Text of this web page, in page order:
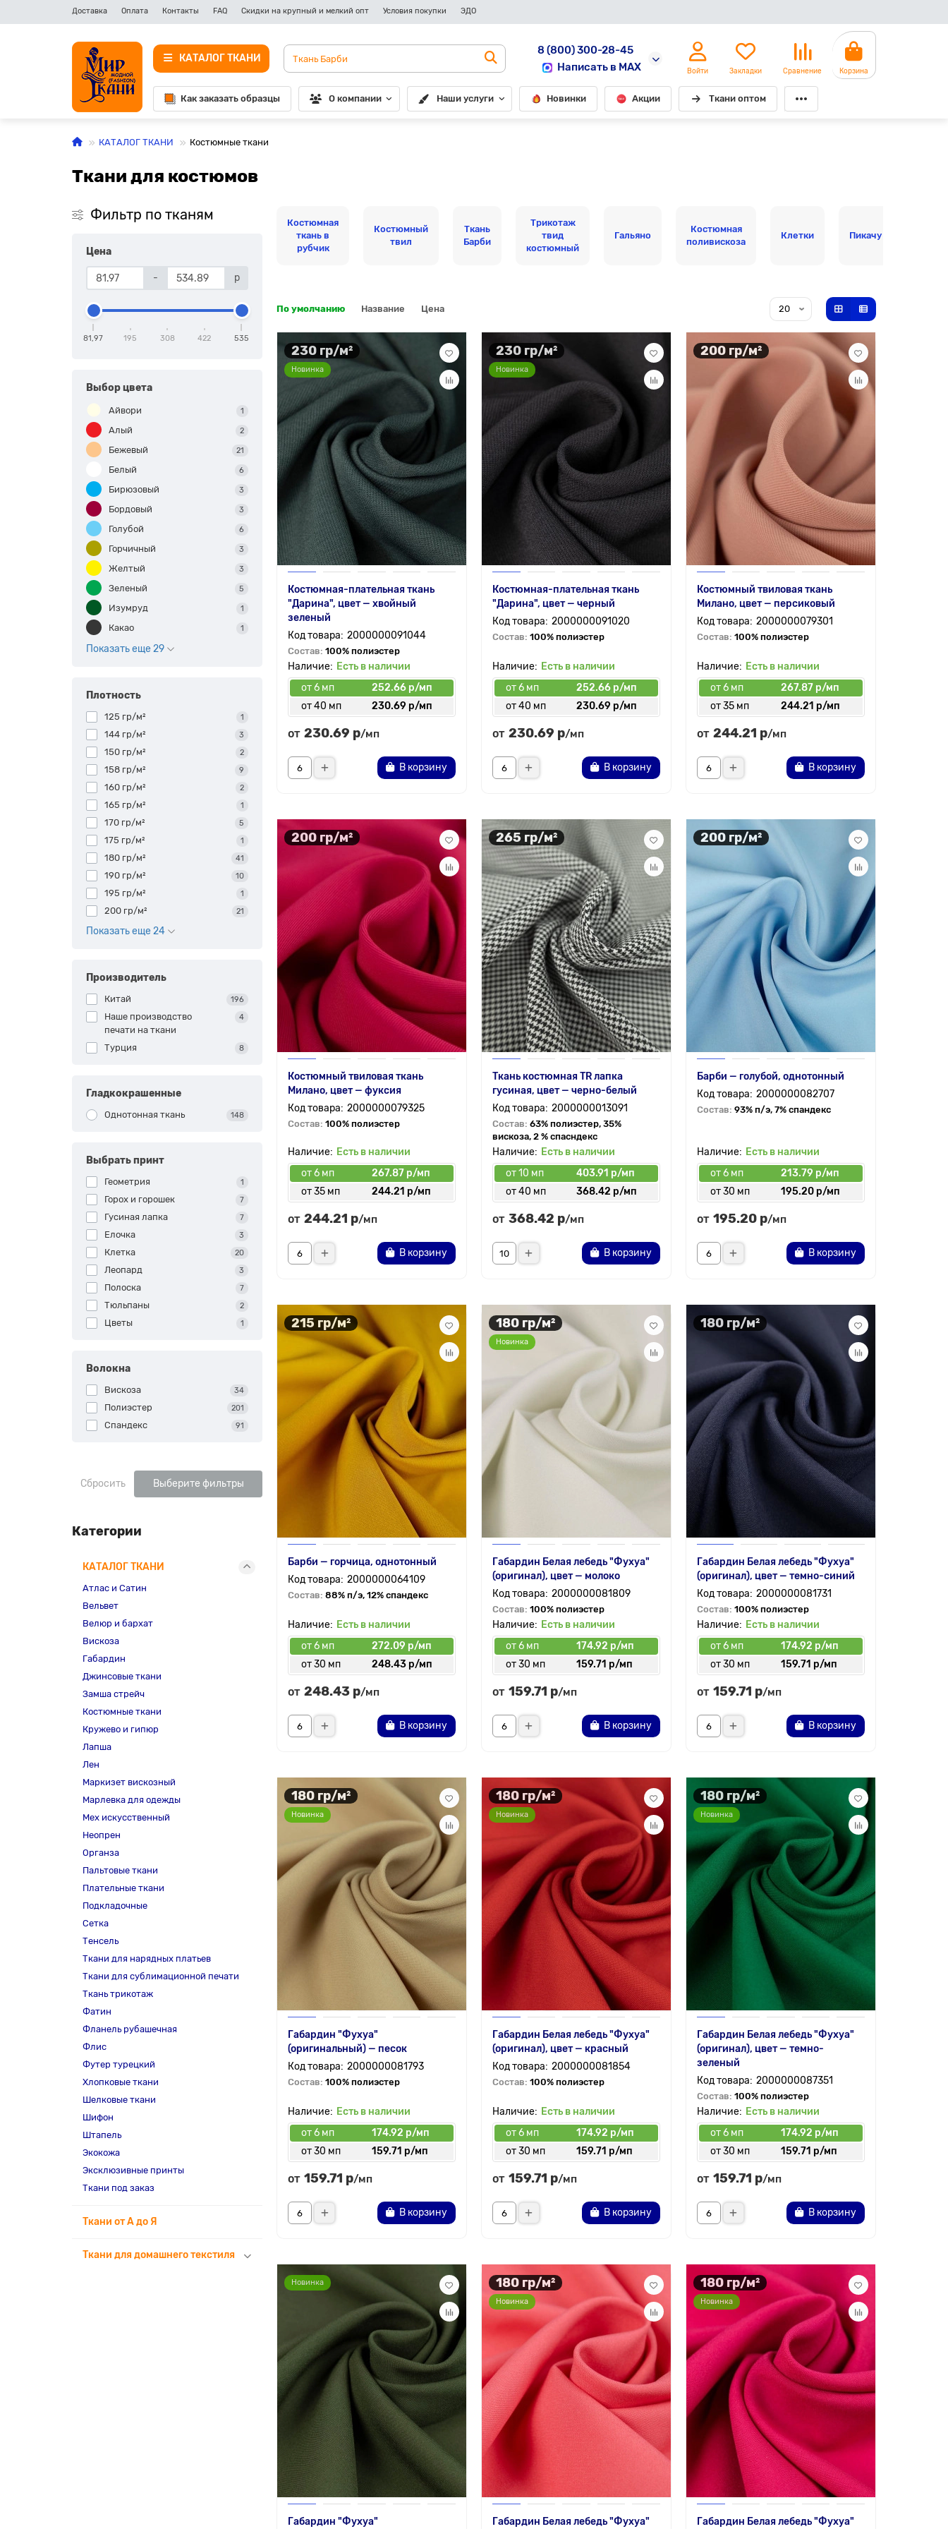
Доставка Оплата Контакты FAQ Скидки на крупный и мелкий опт Условия покупки ЭДО
КАТАЛОГ ТКАНИ
8 (800) 300-28-45
Написать в MAX
Войти Закладки Сравнение Корзина
Как заказать образцы О компании Наши услуги Новинки Акции Ткани оптом
КАТАЛОГ ТКАНИ Костюмные ткани
Ткани для костюмов
Фильтр по тканям
Цена
- р
81,97 195 308 422 535
Выбор цвета
Айвори 1
Алый 2
Бежевый 21
Белый 6
Бирюзовый 3
Бордовый 3
Голубой 6
Горчичный 3
Желтый 3
Зеленый 5
Изумруд 1
Какао 1
Показать еще 29
Плотность
125 гр/м² 1
144 гр/м² 3
150 гр/м² 2
158 гр/м² 9
160 гр/м² 2
165 гр/м² 1
170 гр/м² 5
175 гр/м² 1
180 гр/м² 41
190 гр/м² 10
195 гр/м² 1
200 гр/м² 21
Показать еще 24
Производитель
Китай 196
Наше производство
печати на ткани
4
Турция 8
Гладкокрашенные
Однотонная ткань 148
Выбрать принт
Геометрия 1
Горох и горошек 7
Гусиная лапка 7
Елочка 3
Клетка 20
Леопард 3
Полоска 7
Тюльпаны 2
Цветы 1
Волокна
Вискоза 34
Полиэстер 201
Спандекс 91
Сбросить Выберите фильтры
Категории
КАТАЛОГ ТКАНИ
Атлас и Сатин
Вельвет
Велюр и бархат
Вискоза
Габардин
Джинсовые ткани
Замша стрейч
Костюмные ткани
Кружево и гипюр
Лапша
Лен
Маркизет вискозный
Марлевка для одежды
Мех искусственный
Неопрен
Органза
Пальтовые ткани
Плательные ткани
Подкладочные
Сетка
Тенсель
Ткани для нарядных платьев
Ткани для сублимационной печати
Ткань трикотаж
Фатин
Фланель рубашечная
Флис
Футер турецкий
Хлопковые ткани
Шелковые ткани
Шифон
Штапель
Экокожа
Эксклюзивные принты
Ткани под заказ
Ткани от А до Я
Ткани для домашнего текстиля
Костюмная
ткань в
рубчик
Костюмный
твил
Ткань
Барби
Трикотаж
твид
костюмный
Гальяно
Костюмная
поливискоза
Клетки Пикачу
По умолчанию Название Цена
230 гр/м²
Новинка
Костюмная-плательная ткань
"Дарина", цвет — хвойный
зеленый
2000000091044
Состав: 100% полиэстер
Есть в наличии
от 6 мп
252.66 р/мп
от 40 мп
230.69 р/мп
от 230.69 р/мп
В корзину
230 гр/м²
Новинка
Костюмная-плательная ткань
"Дарина", цвет — черный
2000000091020
Состав: 100% полиэстер
Есть в наличии
от 6 мп
252.66 р/мп
от 40 мп
230.69 р/мп
от 230.69 р/мп
В корзину
200 гр/м²
Костюмный твиловая ткань
Милано, цвет — персиковый
2000000079301
Состав: 100% полиэстер
Есть в наличии
от 6 мп
267.87 р/мп
от 35 мп
244.21 р/мп
от 244.21 р/мп
В корзину
200 гр/м²
Костюмный твиловая ткань
Милано, цвет — фуксия
2000000079325
Состав: 100% полиэстер
Есть в наличии
от 6 мп
267.87 р/мп
от 35 мп
244.21 р/мп
от 244.21 р/мп
В корзину
265 гр/м²
Ткань костюмная TR лапка
гусиная, цвет — черно-белый
2000000013091
Состав: 63% полиэстер, 35%
вискоза, 2 % спасндекс
Есть в наличии
от 10 мп
403.91 р/мп
от 40 мп
368.42 р/мп
от 368.42 р/мп
В корзину
200 гр/м²
Барби — голубой, однотонный
2000000082707
Состав: 93% п/э, 7% спандекс
Есть в наличии
от 6 мп
213.79 р/мп
от 30 мп
195.20 р/мп
от 195.20 р/мп
В корзину
215 гр/м²
Барби — горчица, однотонный
2000000064109
Состав: 88% п/э, 12% спандекс
Есть в наличии
от 6 мп
272.09 р/мп
от 30 мп
248.43 р/мп
от 248.43 р/мп
В корзину
180 гр/м²
Новинка
Габардин Белая лебедь "Фухуа"
(оригинал), цвет — молоко
2000000081809
Состав: 100% полиэстер
Есть в наличии
от 6 мп
174.92 р/мп
от 30 мп
159.71 р/мп
от 159.71 р/мп
В корзину
180 гр/м²
Габардин Белая лебедь "Фухуа"
(оригинал), цвет — темно-синий
2000000081731
Состав: 100% полиэстер
Есть в наличии
от 6 мп
174.92 р/мп
от 30 мп
159.71 р/мп
от 159.71 р/мп
В корзину
180 гр/м²
Новинка
Габардин "Фухуа"
(оригинальный) — песок
2000000081793
Состав: 100% полиэстер
Есть в наличии
от 6 мп
174.92 р/мп
от 30 мп
159.71 р/мп
от 159.71 р/мп
В корзину
180 гр/м²
Новинка
Габардин Белая лебедь "Фухуа"
(оригинал), цвет — красный
2000000081854
Состав: 100% полиэстер
Есть в наличии
от 6 мп
174.92 р/мп
от 30 мп
159.71 р/мп
от 159.71 р/мп
В корзину
180 гр/м²
Новинка
Габардин Белая лебедь "Фухуа"
(оригинал), цвет — темно-
зеленый
2000000087351
Состав: 100% полиэстер
Есть в наличии
от 6 мп
174.92 р/мп
от 30 мп
159.71 р/мп
от 159.71 р/мп
В корзину
Новинка
Габардин "Фухуа"
180 гр/м²
Новинка
Габардин Белая лебедь "Фухуа"
180 гр/м²
Новинка
Габардин Белая лебедь "Фухуа"